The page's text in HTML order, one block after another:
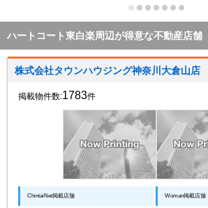
ハートコート東白楽周辺が得意な不動産店舗
株式会社タウンハウジング神奈川大倉山店
掲載物件数:1783件
ChintaiNet掲載店舗 Woman掲載店舗